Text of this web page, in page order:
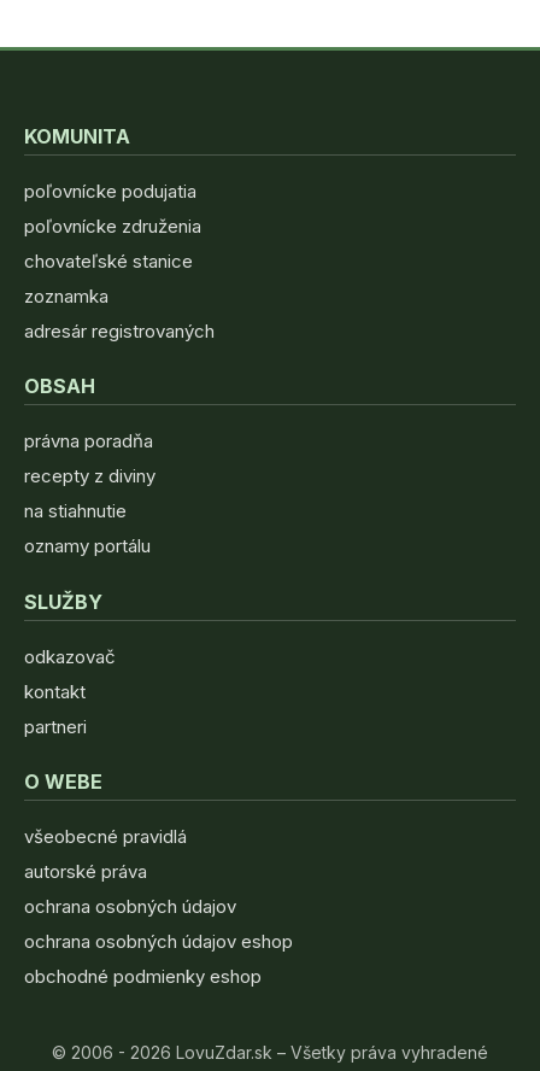
KOMUNITA
poľovnícke podujatia
poľovnícke združenia
chovateľské stanice
zoznamka
adresár registrovaných
OBSAH
právna poradňa
recepty z diviny
na stiahnutie
oznamy portálu
SLUŽBY
odkazovač
kontakt
partneri
O WEBE
všeobecné pravidlá
autorské práva
ochrana osobných údajov
ochrana osobných údajov eshop
obchodné podmienky eshop
© 2006 - 2026 LovuZdar.sk – Všetky práva vyhradené